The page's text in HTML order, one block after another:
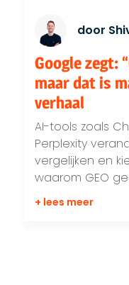
door
Google zegt:
maar dat is
verhaal
AI-tools zoals
Perplexity
vergelijken en
waarom GEO
+ lees meer